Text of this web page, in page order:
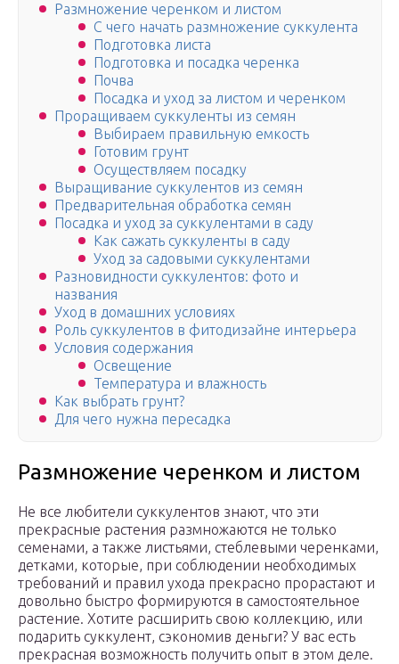
Размножение черенком и листом
С чего начать размножение суккулента
Подготовка листа
Подготовка и посадка черенка
Почва
Посадка и уход за листом и черенком
Проращиваем суккуленты из семян
Выбираем правильную емкость
Готовим грунт
Осуществляем посадку
Выращивание суккулентов из семян
Предварительная обработка семян
Посадка и уход за суккулентами в саду
Как сажать суккуленты в саду
Уход за садовыми суккулентами
Разновидности суккулентов: фото и
названия
Уход в домашних условиях
Роль суккулентов в фитодизайне интерьера
Условия содержания
Освещение
Температура и влажность
Как выбрать грунт?
Для чего нужна пересадка
Размножение черенком и листом
Не все любители суккулентов знают, что эти
прекрасные растения размножаются не только
семенами, а также листьями, стеблевыми черенками,
детками, которые, при соблюдении необходимых
требований и правил ухода прекрасно прорастают и
довольно быстро формируются в самостоятельное
растение. Хотите расширить свою коллекцию, или
подарить суккулент, сэкономив деньги? У вас есть
прекрасная возможность получить опыт в этом деле.